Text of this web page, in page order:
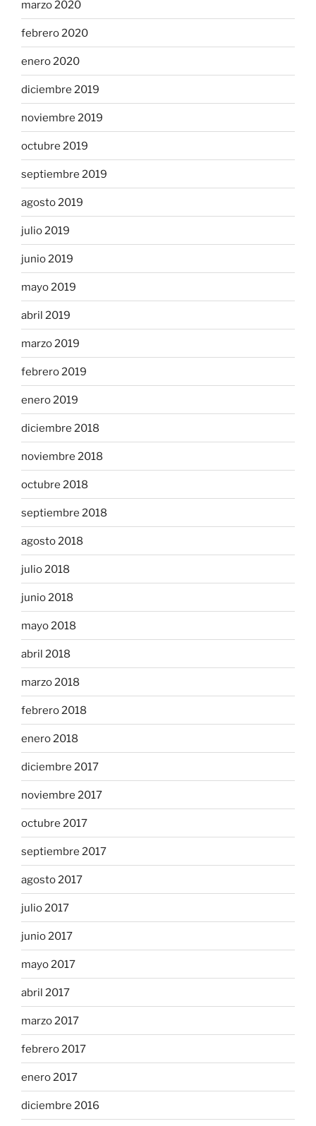
marzo 2020
febrero 2020
enero 2020
diciembre 2019
noviembre 2019
octubre 2019
septiembre 2019
agosto 2019
julio 2019
junio 2019
mayo 2019
abril 2019
marzo 2019
febrero 2019
enero 2019
diciembre 2018
noviembre 2018
octubre 2018
septiembre 2018
agosto 2018
julio 2018
junio 2018
mayo 2018
abril 2018
marzo 2018
febrero 2018
enero 2018
diciembre 2017
noviembre 2017
octubre 2017
septiembre 2017
agosto 2017
julio 2017
junio 2017
mayo 2017
abril 2017
marzo 2017
febrero 2017
enero 2017
diciembre 2016